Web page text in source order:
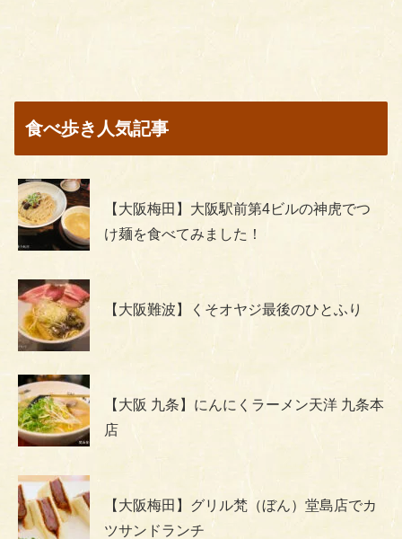
食べ歩き人気記事
【大阪梅田】大阪駅前第4ビルの神虎でつ
け麺を食べてみました！
【大阪難波】くそオヤジ最後のひとふり
【大阪 九条】にんにくラーメン天洋 九条本
店
【大阪梅田】グリル梵（ぼん）堂島店でカ
ツサンドランチ